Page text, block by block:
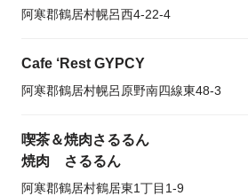
阿寒郡鶴居村幌呂西4-22-4
Cafe ‘Rest GYPCY
阿寒郡鶴居村幌呂原野南四線東48-3
喫茶＆焼肉さるるん
焼肉 さるるん
阿寒郡鶴居村鶴居東1丁目1-9